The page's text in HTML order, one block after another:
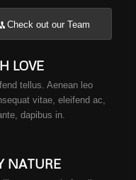
Check out our Team
LOVE
tellus. Aenean leo
vitae, eleifend ac,
dapibus in.
NATURE